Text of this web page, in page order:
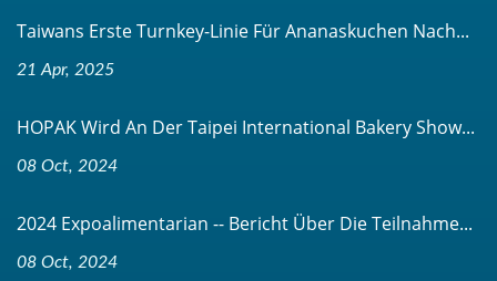
Taiwans Erste Turnkey-Linie Für Ananaskuchen Nach...
21 Apr, 2025
HOPAK Wird An Der Taipei International Bakery Show...
08 Oct, 2024
2024 Expoalimentarian -- Bericht Über Die Teilnahme...
08 Oct, 2024